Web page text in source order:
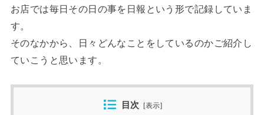
お店では毎日その日の事を日報という形で記録していま
す。
そのなかから、日々どんなことをしているのかご紹介し
ていこうと思います。
目次 [表示]